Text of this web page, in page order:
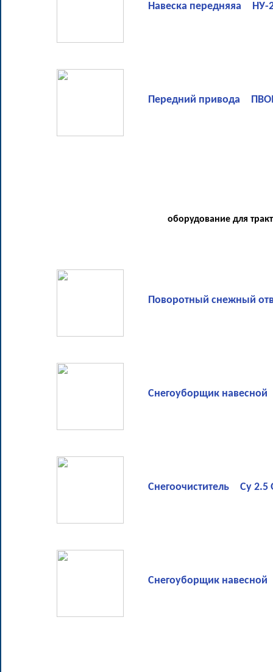
Навеска передняяа НУ-
Передний привода
оборудование для
Поворотный снежный
Снегоуборщик навесной
Снегоочиститель Су 2.5
Снегоуборщик навесной